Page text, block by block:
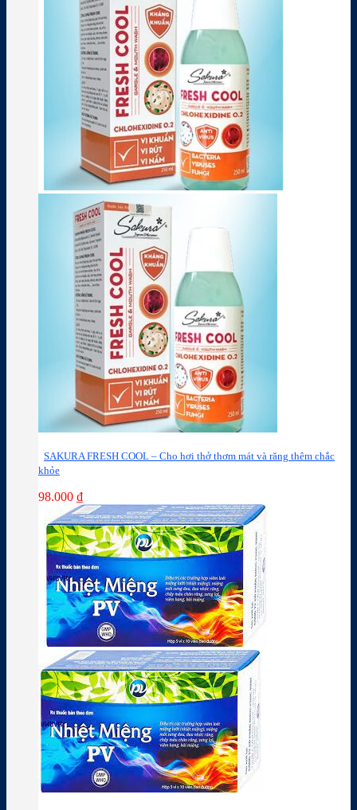
SAKURA FRESH COOL – Cho hơi thở thơm mát và răng thêm chắc
khỏe
98.000 ₫